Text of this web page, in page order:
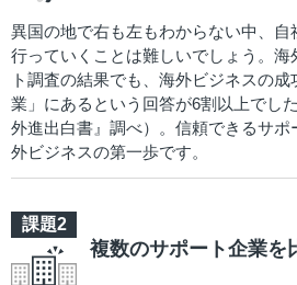
異国の地で右も左もわからない中、自
行っていくことは難しいでしょう。海
ト調査の結果でも、海外ビジネスの
業」にあるという回答が6割以上でし
外進出白書』調べ）。信頼できるサ
外ビジネスの第一歩です。
複数のサポート企業を